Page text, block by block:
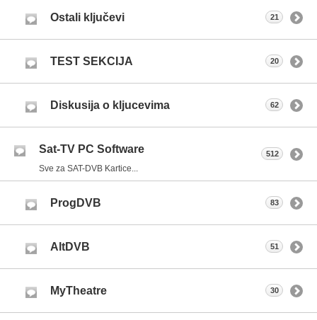
Ostali ključevi 21
TEST SEKCIJA 20
Diskusija o kljucevima 62
Sat-TV PC Software
Sve za SAT-DVB Kartice...
512
ProgDVB 83
AltDVB 51
MyTheatre 30